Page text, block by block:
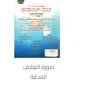
صورة الغلاف
المحلية